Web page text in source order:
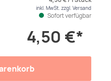
den4,50 €*
inkl. MwSt. zzgl. Versand
Sofort verfügbar